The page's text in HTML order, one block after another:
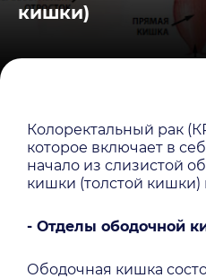
кишки)
Колоректальный рак
которое включает в
начало из слизистой
кишки (толстой
- Отделы ободочной
Ободочная кишка